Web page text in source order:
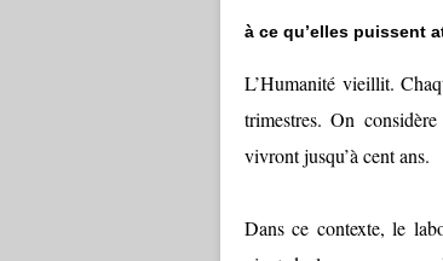
à ce qu’elles puissent
L’Humanité vieillit.
trimestres. On
vivront jusqu’à cent ans.
Dans ce contexte, le